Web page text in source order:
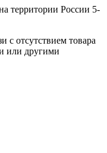
территории России 5-
с отсутствием товара
или другими